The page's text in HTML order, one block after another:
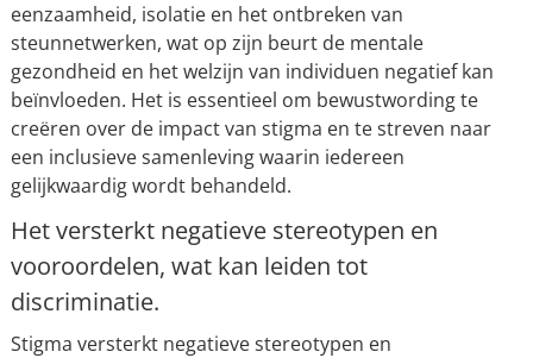
eenzaamheid, isolatie en het ontbreken van
steunnetwerken, wat op zijn beurt de mentale
gezondheid en het welzijn van individuen negatief kan
beïnvloeden. Het is essentieel om bewustwording te
creëren over de impact van stigma en te streven naar
een inclusieve samenleving waarin iedereen
gelijkwaardig wordt behandeld.
Het versterkt negatieve stereotypen en
vooroordelen, wat kan leiden tot
discriminatie.
Stigma versterkt negatieve stereotypen en